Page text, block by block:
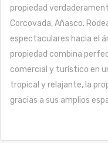
propiedad
Corcovada, Añasco.
espectaculares hacia el
propiedad combina
comercial y turístico en
tropical y relajante, la
gracias a sus amplios